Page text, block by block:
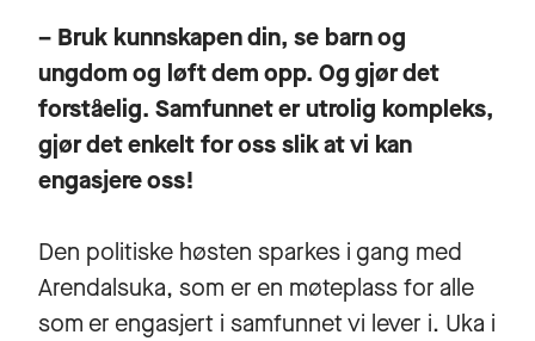
– Bruk kunnskapen din, se barn og
ungdom og løft dem opp. Og gjør det
forståelig. Samfunnet er utrolig kompleks,
gjør det enkelt for oss slik at vi kan
engasjere oss!
Den politiske høsten sparkes i gang med
Arendalsuka, som er en møteplass for alle
som er engasjert i samfunnet vi lever i. Uka i